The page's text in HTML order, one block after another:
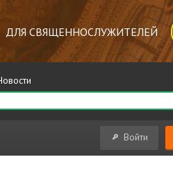
ДЛЯ СВЯЩЕННОСЛУЖИТЕЛЕЙ
Войти